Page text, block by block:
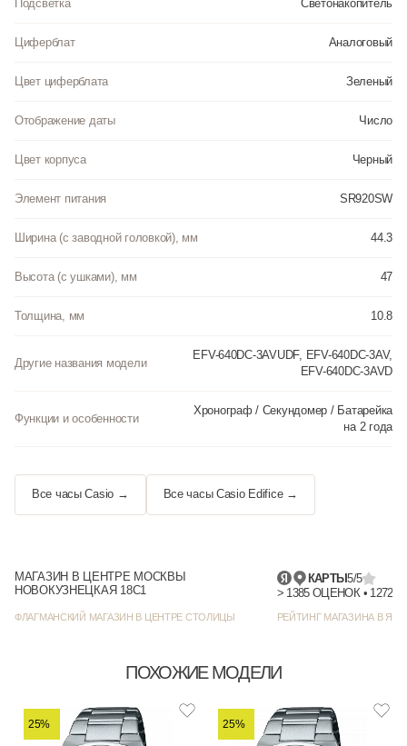
Подсветка Светонакопитель
Циферблат Аналоговый
Цвет циферблата Зеленый
Отображение даты Число
Цвет корпуса Черный
Элемент питания SR920SW
Ширина (с заводной головкой), мм 44.3
Высота (с ушками), мм 47
Толщина, мм 10.8
Другие названия модели
EFV-640DC-3AVUDF, EFV-640DC-3AV,
EFV-640DC-3AVD
Функции и особенности
Хронограф / Секундомер / Батарейка
на 2 года
Все часы Casio → Все часы Casio Edifice →
МАГАЗИН В ЦЕНТРЕ МОСКВЫ
НОВОКУЗНЕЦКАЯ 18С1
ФЛАГМАНСКИЙ МАГАЗИН В ЦЕНТРЕ СТОЛИЦЫ
КАРТЫ5/5
РЕЙТИНГ МАГАЗИНА В
ПОХОЖИЕ МОДЕЛИ
25% 25%